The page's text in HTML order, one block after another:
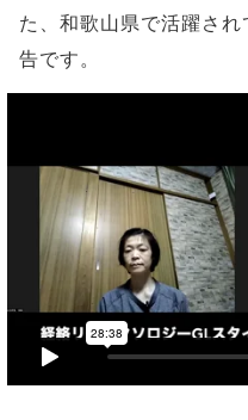
た、和歌山県で活躍さ
告です。